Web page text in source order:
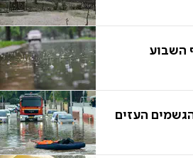
השבוע
העזים